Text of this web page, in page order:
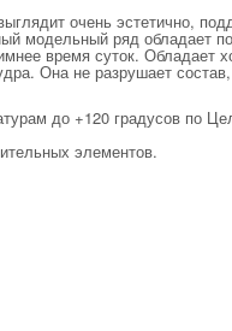
очень эстетично,
модельный ряд обладает
время суток. Обладает
Она не разрушает
до +120 градусов по
элементов.